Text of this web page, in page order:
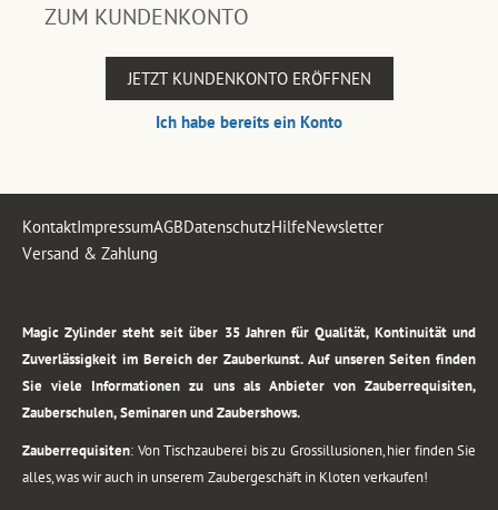
ZUM KUNDENKONTO
JETZT KUNDENKONTO ERÖFFNEN
Ich habe bereits ein Konto
KontaktImpressumAGBDatenschutzHilfeNewsletter
Versand & Zahlung
Magic Zylinder steht seit über 35 Jahren für Qualität, Kontinuität und
Zuverlässigkeit im Bereich der Zauberkunst. Auf unseren Seiten finden
Sie viele Informationen zu uns als Anbieter von Zauberrequisiten,
Zauberschulen, Seminaren und Zaubershows.
Zauberrequisiten: Von Tischzauberei bis zu Grossillusionen, hier finden Sie
alles, was wir auch in unserem Zaubergeschäft in Kloten verkaufen!